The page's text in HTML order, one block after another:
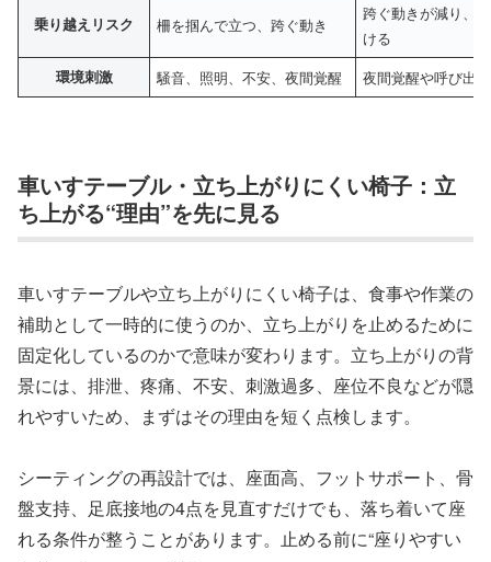
乗り越えリスク 柵を掴んで立つ、跨ぐ動き
跨ぐ動きが減り、
ける
環境刺激 騒音、照明、不安、夜間覚醒 夜間覚醒や呼び出
車いすテーブル・立ち上がりにくい椅子：立
ち上がる“理由”を先に見る
車いすテーブルや立ち上がりにくい椅子は、食事や作業の
補助として一時的に使うのか、立ち上がりを止めるために
固定化しているのかで意味が変わります。立ち上がりの背
景には、排泄、疼痛、不安、刺激過多、座位不良などが隠
れやすいため、まずはその理由を短く点検します。
シーティングの再設計では、座面高、フットサポート、骨
盤支持、足底接地の4点を見直すだけでも、落ち着いて座
れる条件が整うことがあります。止める前に“座りやすい